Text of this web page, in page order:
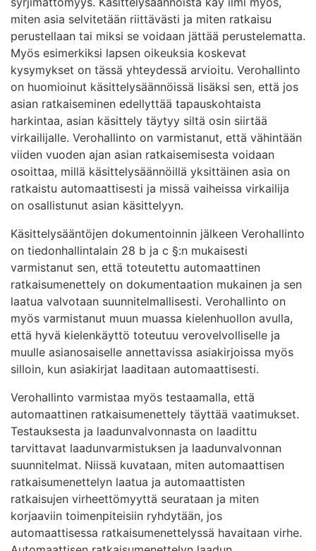
miten asia selvitetään riittävästi ja miten ratkaisu
perustellaan tai miksi se voidaan jättää perustelematta.
Myös esimerkiksi lapsen oikeuksia koskevat
kysymykset on tässä yhteydessä arvioitu. Verohallinto
on huomioinut käsittelysäännöissä lisäksi sen, että jos
asian ratkaiseminen edellyttää tapauskohtaista
harkintaa, asian käsittely täytyy siltä osin siirtää
virkailijalle. Verohallinto on varmistanut, että vähintään
viiden vuoden ajan asian ratkaisemisesta voidaan
osoittaa, millä käsittelysäännöillä yksittäinen asia on
ratkaistu automaattisesti ja missä vaiheissa virkailija
on osallistunut asian käsittelyyn.
Käsittelysääntöjen dokumentoinnin jälkeen Verohallinto
on tiedonhallintalain 28 b ja c §:n mukaisesti
varmistanut sen, että toteutettu automaattinen
ratkaisumenettely on dokumentaation mukainen ja sen
laatua valvotaan suunnitelmallisesti. Verohallinto on
myös varmistanut muun muassa kielenhuollon avulla,
että hyvä kielenkäyttö toteutuu verovelvolliselle ja
muulle asianosaiselle annettavissa asiakirjoissa myös
silloin, kun asiakirjat laaditaan automaattisesti.
Verohallinto varmistaa myös testaamalla, että
automaattinen ratkaisumenettely täyttää vaatimukset.
Testauksesta ja laadunvalvonnasta on laadittu
tarvittavat laadunvarmistuksen ja laadunvalvonnan
suunnitelmat. Niissä kuvataan, miten automaattisen
ratkaisumenettelyn laatua ja automaattisten
ratkaisujen virheettömyyttä seurataan ja miten
korjaaviin toimenpiteisiin ryhdytään, jos
automaattisessa ratkaisumenettelyssä havaitaan virhe.